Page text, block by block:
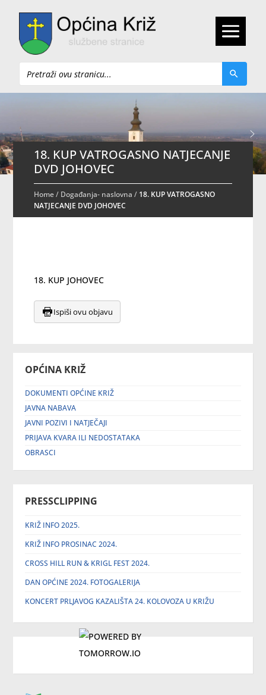
Pretraži
OPĆINA KRIŽ
DOKUMENTI OPĆINE KRIŽ
JAVNA NABAVA
JAVNI POZIVI I NATJEČAJI
PRIJAVA KVARA ILI NEDOSTATAKA
OBRASCI
PRESSCLIPPING
KRIŽ INFO 2025.
KRIŽ INFO PROSINAC 2024.
CROSS HILL RUN & KRIGL FEST 2024.
DAN OPĆINE 2024. FOTOGALERIJA
KONCERT PRLJAVOG KAZALIŠTA 24. KOLOVOZA U KRIŽU
18. KUP VATROGASNO NATJECANJE
DVD JOHOVEC
Home/ Događanja- naslovna / 18. KUP VATROGASNO
NATJECANJE DVD JOHOVEC
18. KUP JOHOVEC
Ispiši ovu objavu